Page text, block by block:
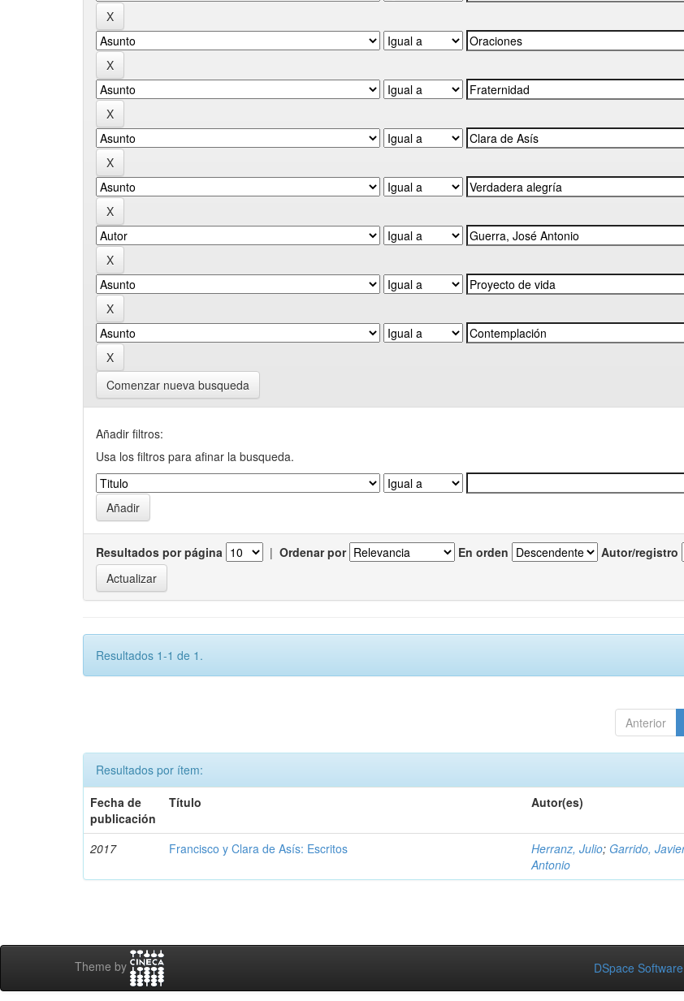
Comenzar nueva busqueda
Añadir filtros:
Usa los filtros para afinar la busqueda.
Resultados por página | Ordenar por En orden Autor/registro
Resultados 1-1 de 1.
Anterior
Resultados por ítem:
Fecha de
publicación
Título Autor(es)
2017 Francisco y Clara de Asís: Escritos Herranz, Julio; Garrido,
Antonio
Theme by DSpace Software